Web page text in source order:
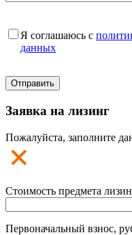
Я соглашаюсь с
данных
Заявка на лизинг
Пожалуйста, заполните
Стоимость предмета
Первоначальный взнос,